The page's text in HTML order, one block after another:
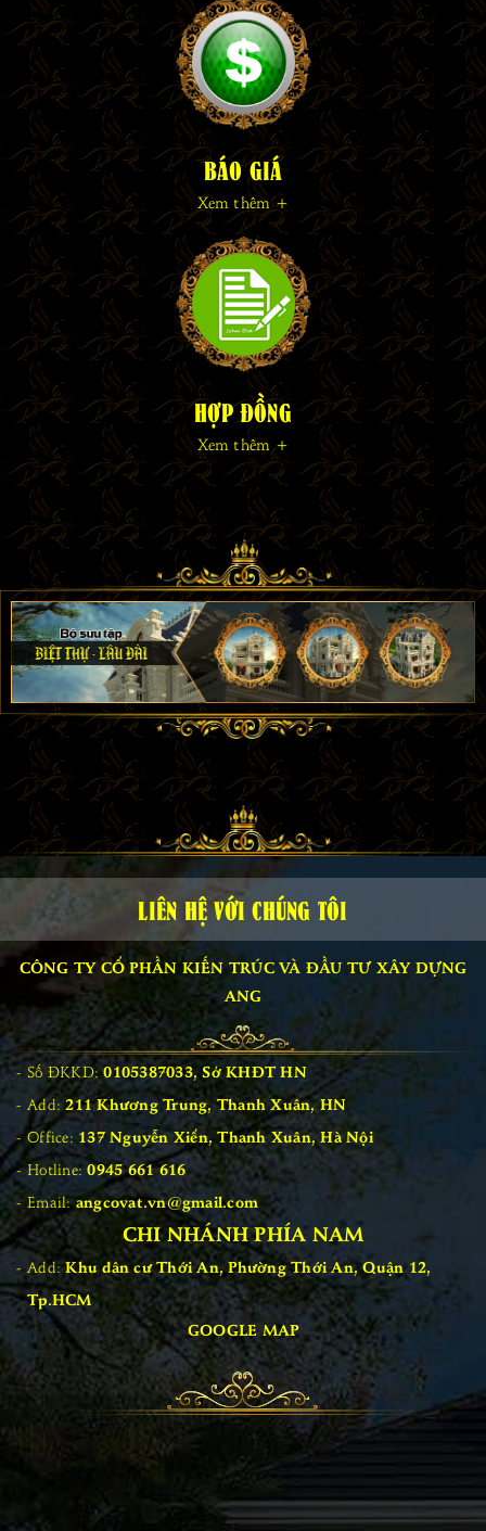
BÁO GIÁ
Xem thêm +
HỢP ĐỒNG
Xem thêm +
LIÊN HỆ VỚI CHÚNG TÔI
CÔNG TY CỔ PHẦN KIẾN TRÚC VÀ ĐẦU TƯ XÂY DỰNG
ANG
Số ĐKKD:0105387033, Sở KHĐT HN
Add: 211 Khương Trung, Thanh Xuân, HN
Office: 137 Nguyễn Xiển, Thanh Xuân, Hà Nội
Hotline:0945 661 616
Email:angcovat.vn@gmail.com
CHI NHÁNH PHÍA NAM
Add:Khu dân cư Thới An, Phường Thới An, Quận 12,
Tp.HCM
GOOGLE MAP